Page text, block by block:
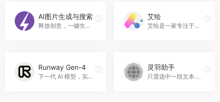
AI图片生成与搜索
释放创意，一键生成或搜索超过200万张AI图片。AI图片生成与搜索官网入口网址
艾绘
艾绘是一家专注于使用AI技术创作儿童绘本的平台，提供多样化的故事类型，让孩子们的想象力得以无限扩展，创作出独特的个性化绘本，艾绘官网入口网址
Runway Gen-4
下一代 AI 模型，实现一致性和可控的媒体生成。
灵羽助手
只需选中一段文本，然后点击悬浮按钮即可一键润色、解释、翻译或debug，无需复制粘贴，灵羽助手官网入口网址